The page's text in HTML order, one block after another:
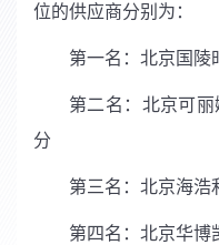
位的供应商分别为：
第一名：北京国陵
第二名：北京可
分
第三名：北京海浩
第四名：北京华博